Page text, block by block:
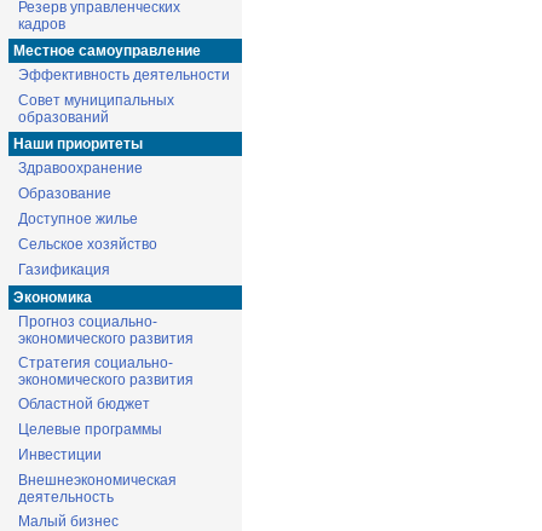
Резерв управленческих
кадров
Местное самоуправление
Эффективность деятельности
Совет муниципальных
образований
Наши приоритеты
Здравоохранение
Образование
Доступное жилье
Сельское хозяйство
Газификация
Экономика
Прогноз социально-
экономического развития
Стратегия социально-
экономического развития
Областной бюджет
Целевые программы
Инвестиции
Внешнеэкономическая
деятельность
Малый бизнес